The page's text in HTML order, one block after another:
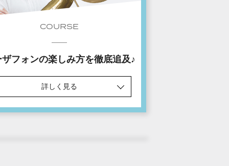
COURSE
フォンの楽しみ方を徹底追及♪
詳しく見る